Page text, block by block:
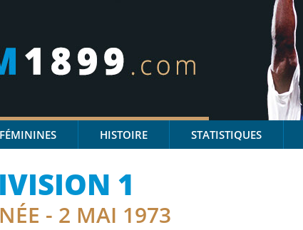
FÉMININES HISTOIRE STATISTIQUES
1
- 2 MAI 1973